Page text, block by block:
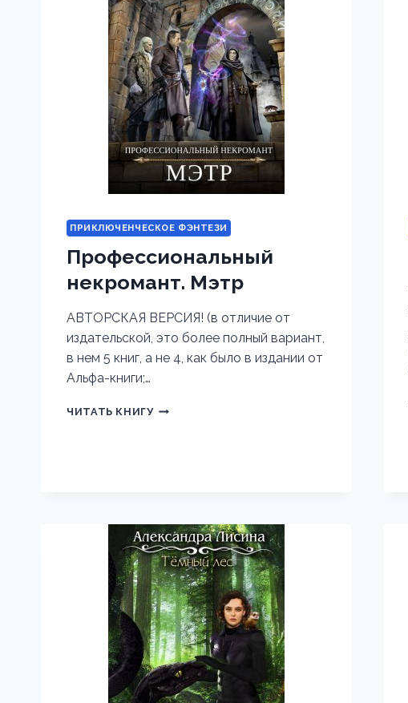
ПРИКЛЮЧЕНЧЕСКОЕ ФЭНТЕЗИ
Профессиональный
некромант. Мэтр
АВТОРСКАЯ ВЕРСИЯ! (в отличие от
издательской, это более полный вариант,
в нем 5 книг, а не 4, как было в издании от
Альфа-книги;…
ЧИТАТЬ КНИГУПРОФЕССИОНАЛЬНЫЙ